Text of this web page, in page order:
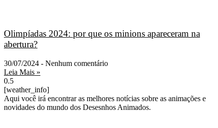
Olimpíadas 2024: por que os minions apareceram na
abertura?
30/07/2024
Nenhum comentário
Leia Mais »
[weather_info]
Aqui você irá encontrar as melhores notícias sobre as animações e
novidades do mundo dos Desesnhos Animados.